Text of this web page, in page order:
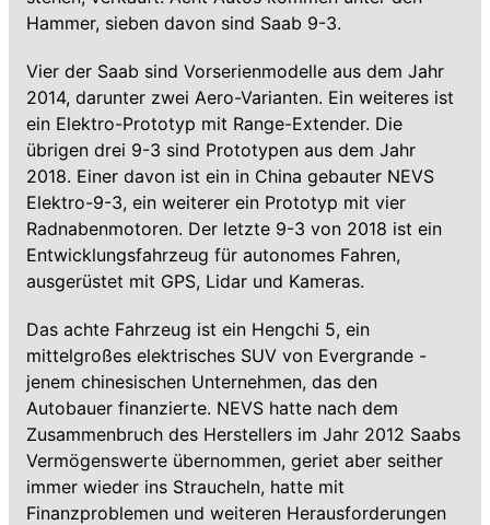
Hammer, sieben davon sind Saab 9-3.
Vier der Saab sind Vorserienmodelle aus dem Jahr
2014, darunter zwei Aero-Varianten. Ein weiteres ist
ein Elektro-Prototyp mit Range-Extender. Die
übrigen drei 9-3 sind Prototypen aus dem Jahr
2018. Einer davon ist ein in China gebauter NEVS
Elektro-9-3, ein weiterer ein Prototyp mit vier
Radnabenmotoren. Der letzte 9-3 von 2018 ist ein
Entwicklungsfahrzeug für autonomes Fahren,
ausgerüstet mit GPS, Lidar und Kameras.
Das achte Fahrzeug ist ein Hengchi 5, ein
mittelgroßes elektrisches SUV von Evergrande -
jenem chinesischen Unternehmen, das den
Autobauer finanzierte. NEVS hatte nach dem
Zusammenbruch des Herstellers im Jahr 2012 Saabs
Vermögenswerte übernommen, geriet aber seither
immer wieder ins Straucheln, hatte mit
Finanzproblemen und weiteren Herausforderungen